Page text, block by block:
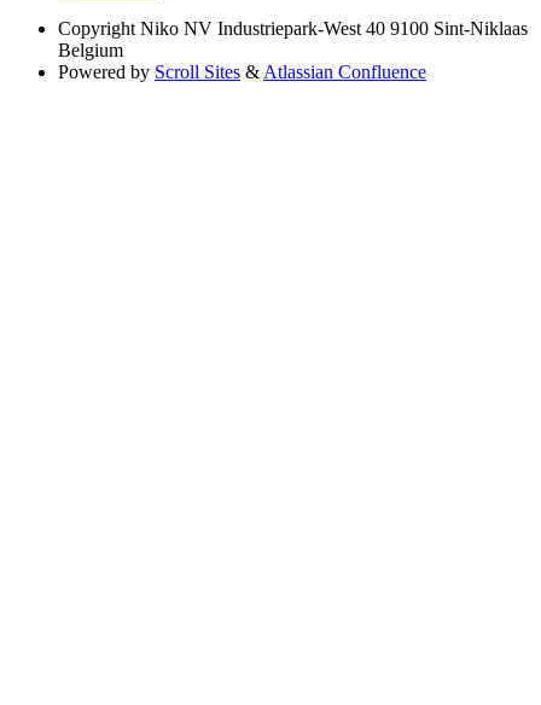
Copyright Niko NV Industriepark-West 40 9100 Sint-Niklaas
Belgium
Powered by Scroll Sites & Atlassian Confluence